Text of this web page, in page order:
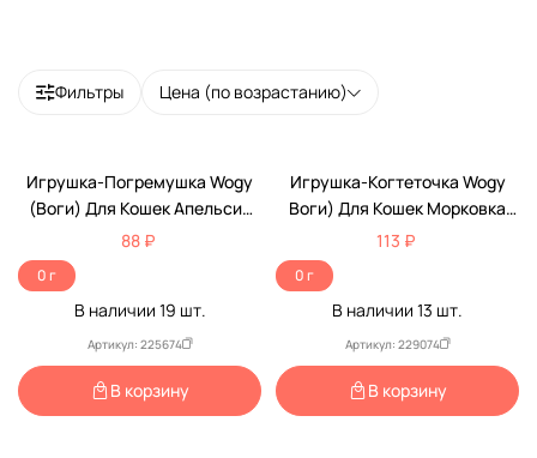
Фильтры Цена (по возрастанию)
Игрушка-Погремушка Wogy
(Воги) Для Кошек Апельсин
6см 2024-6438
88 ₽
0 г
В наличии 19 шт.
Артикул: 225674
В корзину
Игрушка-Когтеточка Wogy
Воги) Для Кошек Морковка
Погремушка 21*3,5см Джут
113 ₽
0 г
В наличии 13 шт.
Артикул: 229074
В корзину